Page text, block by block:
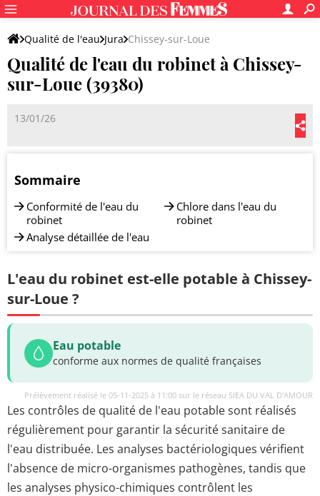
Qualité de l'eau Jura Chissey-sur-Loue
Qualité de l'eau du robinet à Chissey-
sur-Loue (39380)
13/01/26
Sommaire
Conformité de l'eau du
robinet
Analyse détaillée de l'eau
Chlore dans l'eau du
robinet
L'eau du robinet est-elle potable à Chissey-
sur-Loue ?
Eau potable
conforme aux normes de qualité françaises
Prélèvement réalisé le 05-11-2025 à 11:00 sur le réseau SIEA DU VAL D'AMOUR
Les contrôles de qualité de l'eau potable sont réalisés
régulièrement pour garantir la sécurité sanitaire de
l'eau distribuée. Les analyses bactériologiques vérifient
l'absence de micro-organismes pathogènes, tandis que
les analyses physico-chimiques contrôlent les